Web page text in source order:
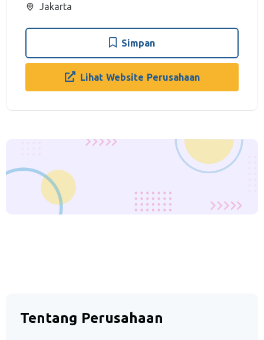
Jakarta
Simpan
Lihat Website Perusahaan
Tentang Perusahaan